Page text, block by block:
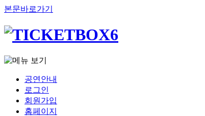
본문바로가기
공연안내
로그인
회원가입
홈페이지